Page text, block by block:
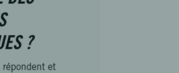
?
répondent et